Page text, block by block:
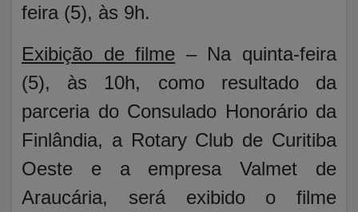
feira (5), às 9h.
Exibição de filme – Na quinta-feira
(5), às 10h, como resultado da
parceria do Consulado Honorário da
Finlândia, a Rotary Club de Curitiba
Oeste e a empresa Valmet de
Araucária, será exibido o filme